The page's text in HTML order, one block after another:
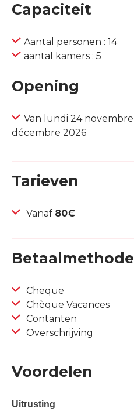
Capaciteit
Aantal personen : 14
aantal kamers : 5
Opening
Van lundi 24
décembre 2026
Tarieven
Vanaf 80€
Cheque
Chèque Vacances
Contanten
Overschrijving
Voordelen
Uitrusting